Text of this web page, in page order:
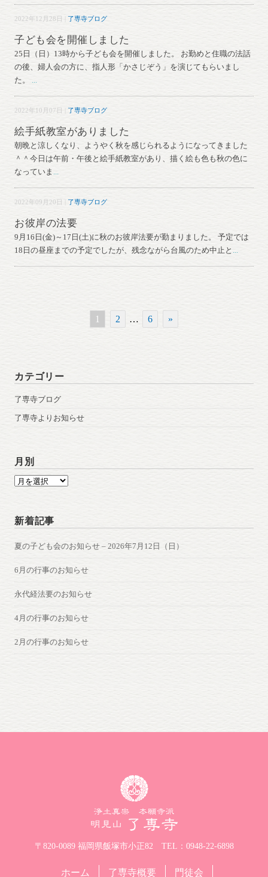
2022年12月28日 | 了専寺ブログ
子ども会を開催しました
25日（日）13時から子ども会を開催しました。 お勤めと住職の法話
の後、婦人会の方に、指人形「かさじぞう」を演じてもらいまし
た。
2022年10月07日 | 了専寺ブログ
絵手紙教室がありました
朝晩と涼しくなり、ようやく秋を感じられるようになってきました
＾＾今日は午前・午後と絵手紙教室があり、描く絵も色も秋の色に
なっていま
2022年09月20日 | 了専寺ブログ
お彼岸の法要
9月16日(金)～17日(土)に秋のお彼岸法要が勤まりました。 予定では
18日の昼座までの予定でしたが、残念ながら台風のため中止と
1 2 … 6 »
カテゴリー
了専寺ブログ
了専寺よりお知らせ
月別
月
別
新着記事
夏の子ども会のお知らせ – 2026年7月12日（日）
6月の行事のお知らせ
永代経法要のお知らせ
4月の行事のお知らせ
2月の行事のお知らせ
〒820-0089 福岡県飯塚市小正82 TEL：0948-22-6898
ホーム 了専寺概要 門徒会